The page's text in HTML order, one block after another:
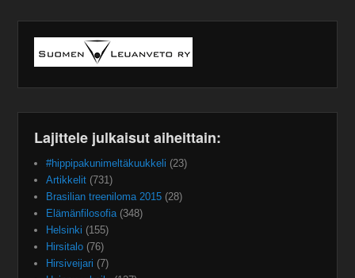
Lajittele julkaisut aiheittain:
#hippipakunimeltäkuukkeli (23)
Artikkelit (731)
Brasilian treeniloma 2015 (28)
Elämänfilosofia(348)
Helsinki (155)
Hirsitalo (76)
Hirsiveijari (7)